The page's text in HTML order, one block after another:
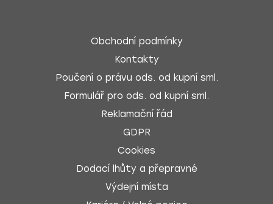
Obchodní podmínky
Kontakty
Poučení o právu ods. od kupní sml.
Formulář pro ods. od kupní sml.
Reklamační řád
GDPR
Cookies
Dodací lhůty a přepravné
Výdejní místa